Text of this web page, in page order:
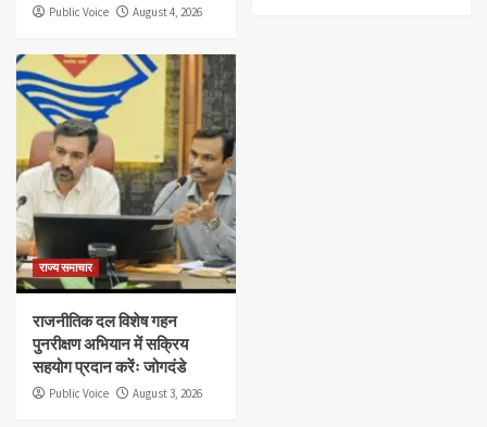
Public Voice August 4, 2026
राज्य समाचार
राजनीतिक दल विशेष गहन
पुनरीक्षण अभियान में सक्रिय
सहयोग प्रदान करेंः जोगदंडे
Public Voice August 3, 2026